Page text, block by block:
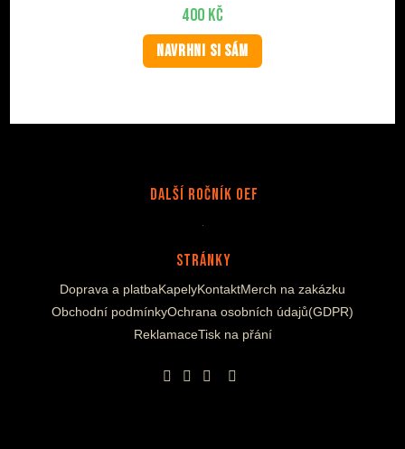
400 Kč
NAVRHNI SI SÁM
Další Ročník OEF
Stránky
Doprava a platbaKapelyKontaktMerch na zakázku
Obchodní podmínkyOchrana osobních údajů(GDPR)
ReklamaceTisk na přání